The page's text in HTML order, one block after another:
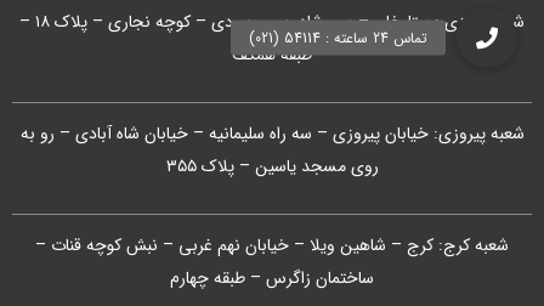
شعبه مرکزی : ستارخان – بین شادمهر و بهبودی – کوچه نجاری – پلاک ۱۸ –
طبقه همکف
شعبه پیروزی: خیابان پیروزی – سه راه سلیمانیه – خیابان شاه آبادی – رو به
روی مسجد یاسین – پلاک ۳۵۵
شعبه کرج: کرج – شاهین ویلا – خیابان نهم غربی – نبش کوچه قنات –
ساختمان زاگرس – طبقه چهارم